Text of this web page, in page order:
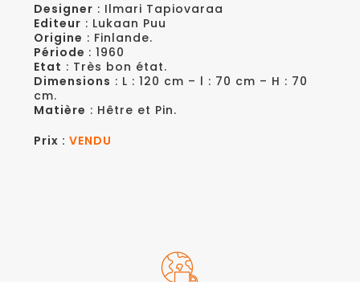
Designer : Ilmari Tapiovaraa
Editeur : Lukaan Puu
Origine : Finlande.
Période : 1960
Etat : Très bon état.
Dimensions : L : 120 cm – l : 70 cm – H : 70
cm.
Matière : Hêtre et Pin.
Prix :VENDU